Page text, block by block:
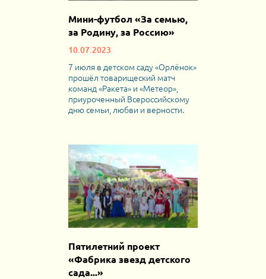
Мини-футбол «За семью,
за Родину, за Россию»
10.07.2023
7 июля в детском саду «Орлёнок»
прошёл товарищеский матч
команд «Ракета» и «Метеор»,
приуроченный Всероссийскому
дню семьи, любви и верности.
Пятилетний проект
«Фабрика звезд детского
сада...»